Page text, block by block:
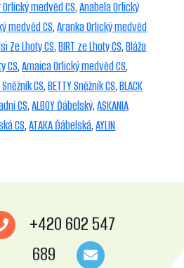
medvěd CS,Anabela Orlický
medvěd CS,Aranka Orlický medvěd
Ze Lhoty CS,BIRT ze Lhoty CS,Bláža
CS,Amaica Orlický medvěd CS,
Sněžník CS,BETTY Sněžník CS,BLACK
CS,ALBOY Ďábelský,ASKANIA
CS,ATAKA Ďábelská,AYLIN
+420 602 547
689